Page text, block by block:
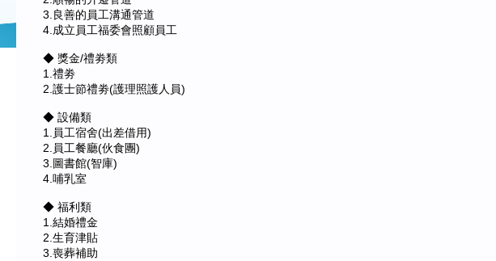
3.良善的員工溝通管道
4.成立員工福委會照顧員工
◆ 獎金/禮劵類
1.禮劵
2.護士節禮劵(護理照護人員)
◆ 設備類
1.員工宿舍(出差借用)
2.員工餐廳(伙食團)
3.圖書館(智庫)
4.哺乳室
◆ 福利類
1.結婚禮金
2.生育津貼
3.喪葬補助